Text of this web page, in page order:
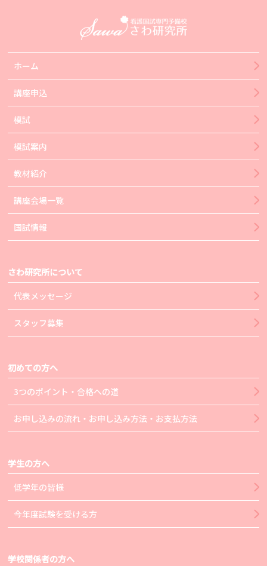
ホーム
講座申込
模試
模試案内
教材紹介
講座会場一覧
国試情報
さわ研究所について
代表メッセージ
スタッフ募集
初めての方へ
3つのポイント・合格への道
お申し込みの流れ・お申し込み方法・お支払方法
学生の方へ
低学年の皆様
今年度試験を受ける方
学校関係者の方へ